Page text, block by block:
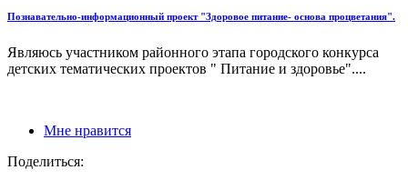
Познавательно-информационный проект "Здоровое питание- основа процветания".
Являюсь участником районного этапа городского конкурса
детских тематических проектов " Питание и здоровье"....
Мне нравится
Поделиться: